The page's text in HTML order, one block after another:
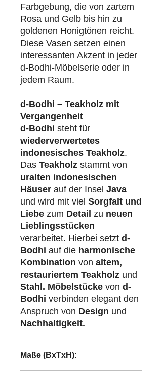
Farbgebung, die von zartem
Rosa und Gelb bis hin zu
goldenen Honigtönen reicht.
Diese Vasen setzen einen
interessanten Akzent in jeder
d-Bodhi-Möbelserie oder in
jedem Raum.
d-Bodhi – Teakholz mit
Vergangenheit
d-Bodhi steht für
wiederverwertetes
indonesisches Teakholz.
Das Teakholz stammt von
uralten indonesischen
Häuser auf der Insel Java
und wird mit viel Sorgfalt und
Liebe zum Detail zu neuen
Lieblingsstücken
verarbeitet. Hierbei setzt d-
Bodhi auf die harmonische
Kombination von altem,
restauriertem Teakholz und
Stahl. Möbelstücke von d-
Bodhi verbinden elegant den
Anspruch von Design und
Nachhaltigkeit.
Maße (BxTxH):